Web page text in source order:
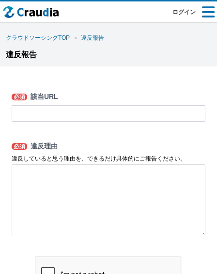
ログイン
クラウドソーシングTOP 違反報告
違反報告
必須 該当URL
必須 違反理由
違反していると思う理由を、できるだけ具体的にご報告ください。